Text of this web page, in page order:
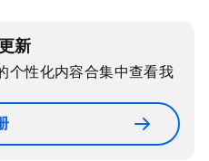
新
个性化内容合集中查看我